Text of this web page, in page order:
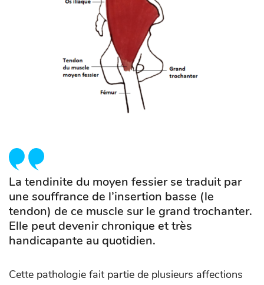
La tendinite du moyen fessier se traduit par
une souffrance de l’insertion basse (le
tendon) de ce muscle sur le grand trochanter.
Elle peut devenir chronique et très
handicapante au quotidien.
Cette pathologie fait partie de plusieurs affections